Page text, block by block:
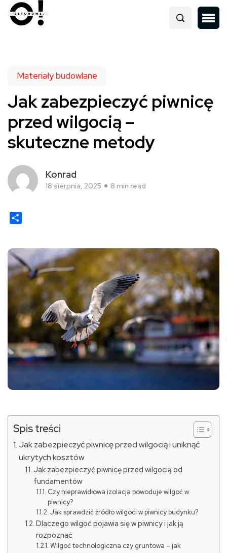
Materiały budowlane
Jak zabezpieczyć piwnicę
przed wilgocią –
skuteczne metody
Konrad
18 sierpnia, 2025 8 min read
Spis treści
Jak zabezpieczyć piwnicę przed wilgocią i uniknąć
ukrytych kosztów
Jak zabezpieczyć piwnicę przed wilgocią od
fundamentów
Czy nieprawidłowa izolacja powoduje wilgoć w
piwnicy?
Jak sprawdzić źródło wilgoci w piwnicy budynku?
Dlaczego wilgoć pojawia się w piwnicy i jak ją
rozpoznać
Wilgoć technologiczna czy gruntowa – jak